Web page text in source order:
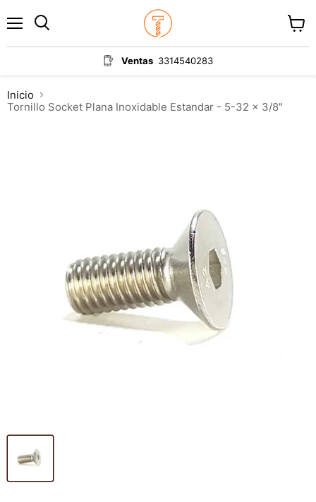
Ventas 3314540283
carrito
Inicio
Tornillo Socket Plana Inoxidable Estandar - 5-32 x 3/8"